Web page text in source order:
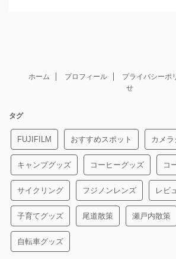
ホーム プロフィール プライバシーポ
せ
タグ
FUJIFILM おすすめスポット カメ
キャンプグッズ コーヒーグッズ コ
サイクリング フジノンレンズ レビ
子育てグッズ 尾道散策 瀬戸内散策
自転車グッズ